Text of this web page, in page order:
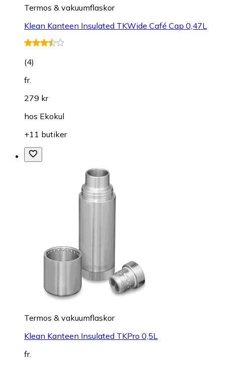
Termos & vakuumflaskor
Klean Kanteen Insulated TKWide Café Cap 0,47L
(4)
fr.
279 kr
hos Ekokul
+11 butiker
Termos & vakuumflaskor
Klean Kanteen Insulated TKPro 0,5L
fr.